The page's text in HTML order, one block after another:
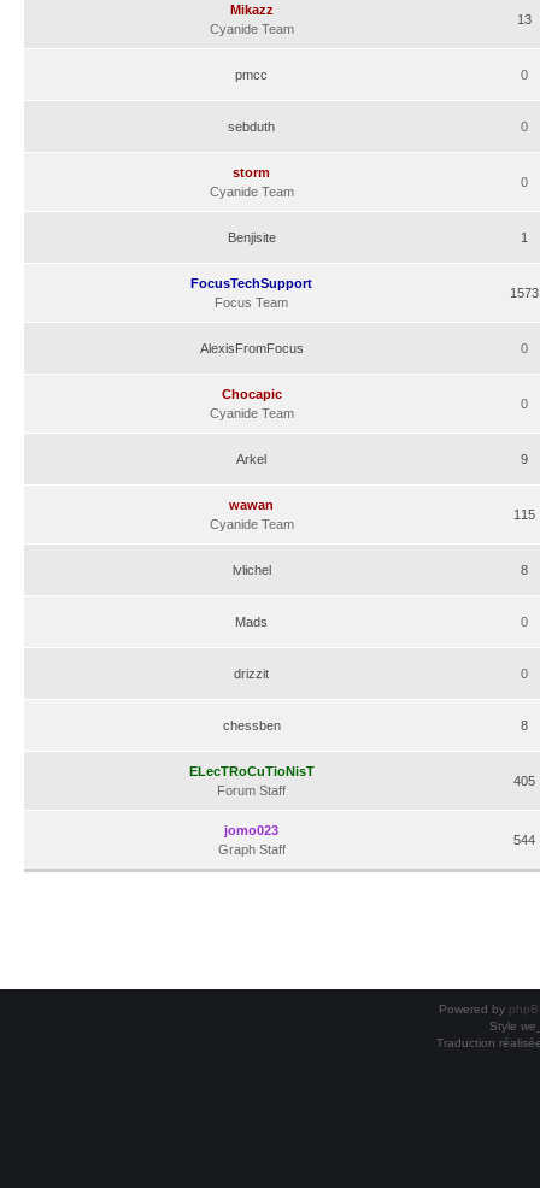
Mikazz
Cyanide Team
13
pmcc 0
sebduth 0
storm
Cyanide Team
0
Benjisite 1
FocusTechSupport
Focus Team
1573
AlexisFromFocus 0
Chocapic
Cyanide Team
0
Arkel 9
wawan
Cyanide Team
115
lvlichel 8
Mads 0
drizzit 0
chessben 8
ELecTRoCuTioNisT
Forum Staff
405
jomo023
Graph Staff
544
Powered by
Style
Traduction